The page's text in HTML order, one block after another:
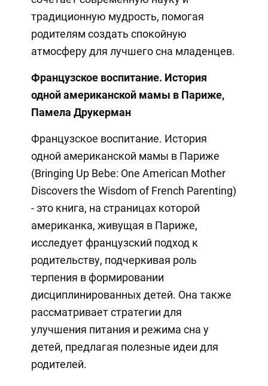
традиционную мудрость, помогая
родителям создать спокойную
атмосферу для лучшего сна младенцев.
Французское воспитание. История
одной американской мамы в Париже,
Памела Друкерман
Французское воспитание. История
одной американской мамы в Париже
(Bringing Up Bebe: One American Mother
Discovers the Wisdom of French Parenting)
- это книга, на страницах которой
американка, живущая в Париже,
исследует французский подход к
родительству, подчеркивая роль
терпения в формировании
дисциплинированных детей. Она также
рассматривает стратегии для
улучшения питания и режима сна у
детей, предлагая полезные идеи для
родителей.